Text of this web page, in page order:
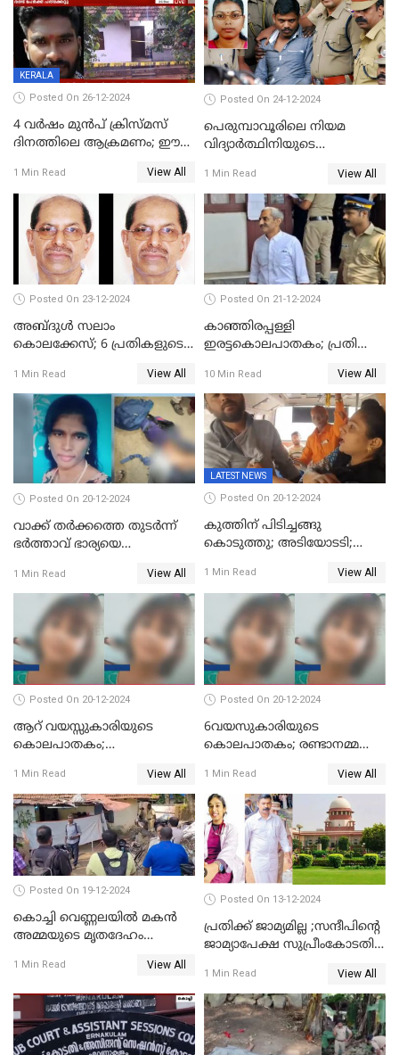
KERALA
Posted On 26-12-2024
4 വർഷം മുൻപ് ക്രിസ്മസ്
ദിനത്തിലെ ആക്രമണം; ഈ
ചോദിക്കാനെത്തി, 2 പേർ
കുത്തേറ്റു മരിച്ചു
1 Min Read View All
Posted On 24-12-2024
പെരുമ്പാവൂരിലെ നിയമ
വിദ്യാര്‍ത്ഥിനിയുടെ
അമീറുള്‍ ഇസ്ലാമിന്റെ
മനോനിലയില്‍ കുഴപ്പമില്ലെന്ന്
റിപ്പോര്‍ട്ട്
1 Min Read View All
Posted On 23-12-2024
അബ്ദുള്‍ സലാം
കൊലക്കേസ്‌; 6 പ്രതികളുടെ
1 Min Read View All
Posted On 21-12-2024
കാഞ്ഞിരപ്പള്ളി
ഇരട്ടകൊലപാതകം; പ്രതി
ജീവപര്യന്തം
10 Min Read View All
Posted On 20-12-2024
വാക്ക് തര്‍ക്കത്തെ തുടര്‍ന്ന്
ഭര്‍ത്താവ് ഭാര്യയെ
1 Min Read View All
LATEST NEWS
Posted On 20-12-2024
കുത്തിന് പിടിച്ചങ്ങു
കൊടുത്തു; അടിയോടടി;
ശല്യം ചെയ്തയാളെ 26 തവണ
മുഖത്തടിച്ച് അധ്യാപിക
1 Min Read View All
Posted On 20-12-2024
ആറ് വയസ്സുകാരിയുടെ
കൊലപാതകം;
ബന്ധമില്ലെന്ന് സ്ഥിരീകരണം
1 Min Read View All
Posted On 20-12-2024
6വയസുകാരിയുടെ
കൊലപാതകം; രണ്ടാനമ്മയെ
1 Min Read View All
Posted On 19-12-2024
കൊച്ചി വെണ്ണലയില്‍ മകന്‍
അമ്മയുടെ മൃതദേഹം
1 Min Read View All
Posted On 13-12-2024
പ്രതിക്ക് ജാമ്യമില്ല ;സന്ദീപിന്റെ
ജാമ്യാപേക്ഷ സുപ്രീംകോടതി
1 Min Read View All